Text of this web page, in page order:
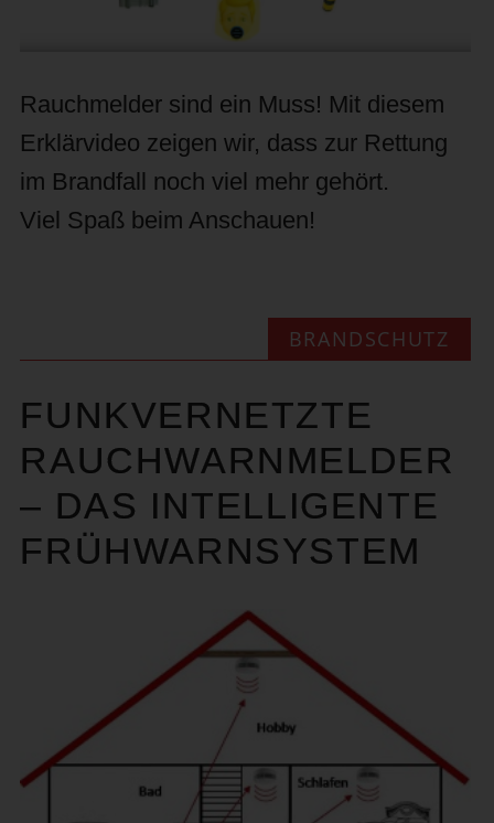
Rauchmelder sind ein Muss! Mit diesem
Erklärvideo zeigen wir, dass zur Rettung
im Brandfall noch viel mehr gehört.
Viel Spaß beim Anschauen!
BRANDSCHUTZ
FUNKVERNETZTE
RAUCHWARNMELDER
– DAS INTELLIGENTE
FRÜHWARNSYSTEM